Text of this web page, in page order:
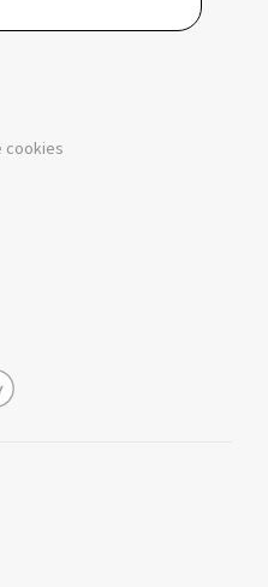
cookies